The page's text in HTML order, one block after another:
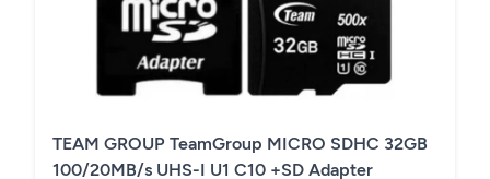
TEAM GROUP TeamGroup MICRO SDHC 32GB
100/20MB/s UHS-I U1 C10 +SD Adapter